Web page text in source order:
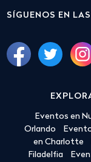
SÍGUENOS EN
Eventos en
Orlando
en Charlotte
Filadelfia